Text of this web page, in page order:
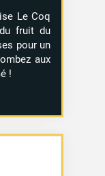
Le Coq
fruit du
pour un
aux
!